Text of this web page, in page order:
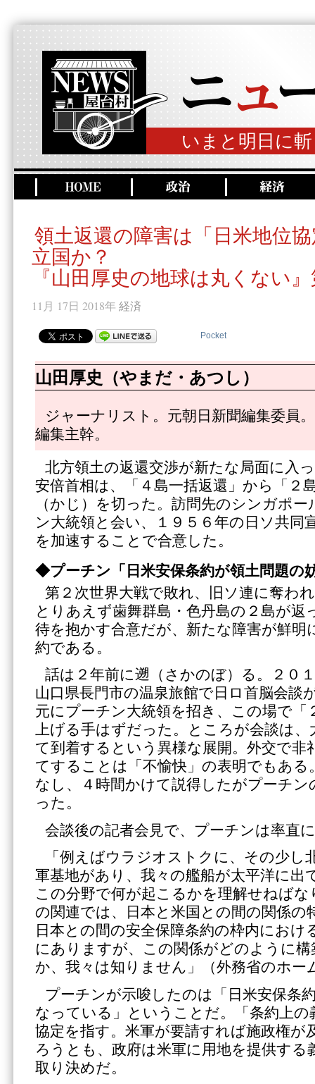
いまと明日に
領土返還の障害は「日米地位
立国か？
『山田厚史の地球は丸くない
11月 17日 2018年 経済
Pocket
山田厚史（やまだ・あつし）
ジャーナリスト。元朝日新聞編集委員
編集主幹。
北方領土の返還交渉が新たな局面に入
安倍首相は、「４島一括返還」から「２
（かじ）を切った。訪問先のシンガポ
ン大統領と会い、１９５６年の日ソ共同
を加速することで合意した。
◆プーチン「日米安保条約が領土問題の
第２次世界大戦で敗れ、旧ソ連に奪わ
とりあえず歯舞群島・色丹島の２島が返
待を抱かす合意だが、新たな障害が鮮明
約である。
話は２年前に遡（さかのぼ）る。２０
山口県長門市の温泉旅館で日ロ首脳会談
元にプーチン大統領を招き、この場で「
上げる手はずだった。ところが会談は、
て到着するという異様な展開。外交で非
てすることは「不愉快」の表明でもある
なし、４時間かけて説得したがプーチ
った。
会談後の記者会見で、プーチンは率直
「例えばウラジオストクに、その少し
軍基地があり、我々の艦船が太平洋に出
この分野で何が起こるかを理解せねば
の関連では、日本と米国との間の関係の
日本との間の安全保障条約の枠内におけ
にありますが、この関係がどのように
か、我々は知りません」（外務省のホー
プーチンが示唆したのは「日米安保条
なっている」ということだ。「条約上の
協定を指す。米軍が要請すれば施政権が
ろうとも、政府は米軍に用地を提供する
取り決めだ。